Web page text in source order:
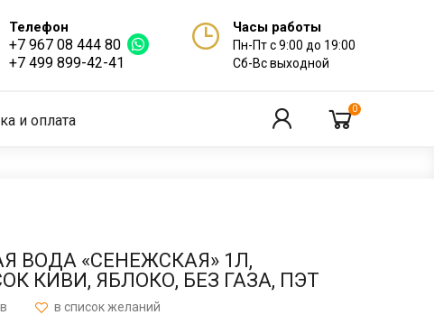
Телефон
+7 967 08 444 80
+7 499 899-42-41
Часы работы
Пн-Пт с 9:00 до 19:00
Сб-Вс выходной
и оплата
0
ВОДА «СЕНЕЖСКАЯ» 1Л,
КИВИ, ЯБЛОКО, БЕЗ ГАЗА, ПЭТ